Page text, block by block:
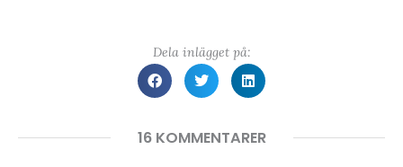
Dela inlägget på:
16 KOMMENTARER